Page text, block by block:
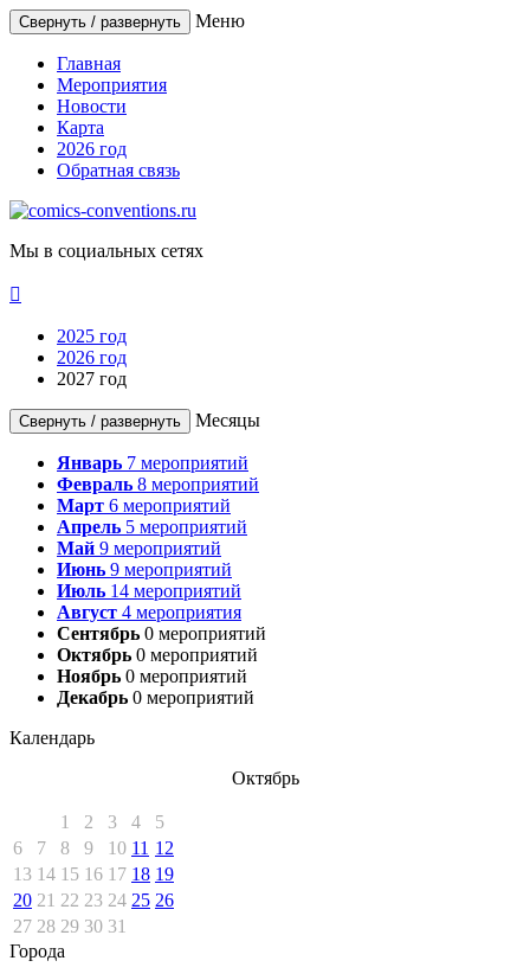
Свернуть / развернуть Меню
Главная
Мероприятия
Новости
Карта
2026 год
Обратная связь
Мы в социальных сетях

2025 год
2026 год
2027 год
Свернуть / развернуть Месяцы
Январь 7 мероприятий
Февраль 8 мероприятий
Март 6 мероприятий
Апрель 5 мероприятий
Май 9 мероприятий
Июнь 9 мероприятий
Июль 14 мероприятий
Август 4 мероприятия
Сентябрь 0 мероприятий
Октябрь 0 мероприятий
Ноябрь 0 мероприятий
Декабрь 0 мероприятий
Календарь
Октябрь
1 2 3 4
5
6
7 8 9 10 11 12
13 14 15 16 17 18 19
20 21 22 23 24 25 26
27 28 29 30 31
Города